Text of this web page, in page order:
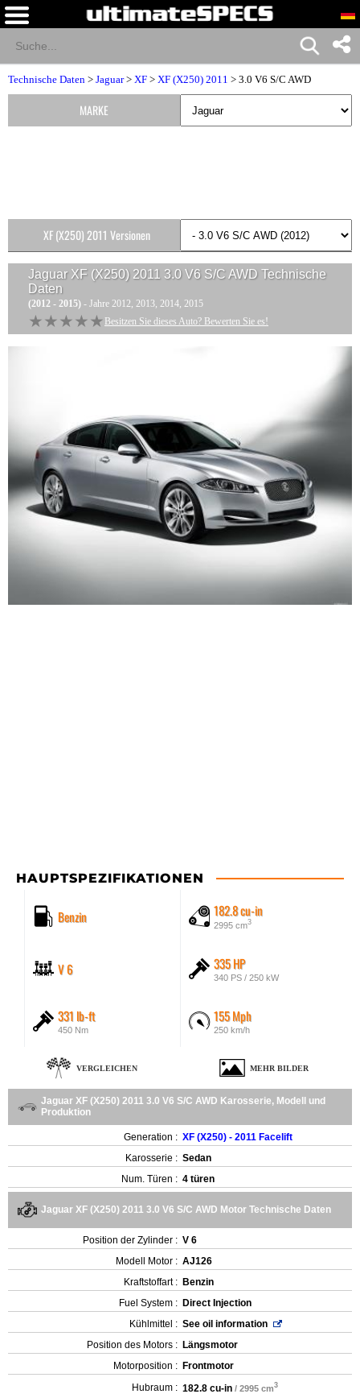
Technische Daten > Jaguar> XF > XF (X250) 2011 > 3.0 V6 S/C AWD
Jaguar XF (X250) 2011 3.0 V6 S/C AWD Technische
Daten
(2012 - 2015) - Jahre 2012, 2013, 2014, 2015
★★★★★
★★★★★ Besitzen Sie dieses Auto? Bewerten Sie es!
HAUPTSPEZIFIKATIONEN
Benzin 182.8 cu-in
2995 cm3
V 6 335 HP
340 PS / 250 kW
331 lb-ft
450 Nm
155 Mph
250 km/h
VERGLEICHEN MEHR BILDER
Jaguar XF (X250) 2011 3.0 V6 S/C AWD Karosserie, Modell und
Produktion
Generation : XF (X250) - 2011 Facelift
Karosserie : Sedan
Num. Türen : 4 türen
Jaguar XF (X250) 2011 3.0 V6 S/C AWD Motor Technische Daten
Position der Zylinder : V 6
Modell Motor : AJ126
Kraftstoffart : Benzin
Fuel System : Direct Injection
Kühlmittel : See oil information
Position des Motors : Längsmotor
Motorposition : Frontmotor
Hubraum : 182.8 cu-in / 2995 cm3
MARKE
XF (X250) 2011 Versionen